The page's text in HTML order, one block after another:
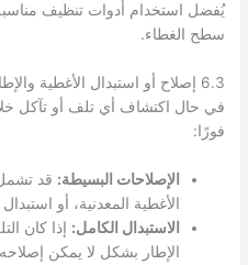
يُفضل استخدام أدوات تنظيف
سطح الغطاء.
6.3 إصلاح أو استبدال الأغطية والإطارات التالفة
في حال اكتشاف أي تلف أو تآكل
فورًا:
الإصلاحات البسيطة: قد
الأغطية المعدنية، أو استبدال
الاستبدال الكامل: إذا كان
الإطار بشكل لا يمكن